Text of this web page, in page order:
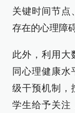
关键时间节点
存在的心理障
此外，利用大
同心理健康水
级干预机制，
学生给予关注